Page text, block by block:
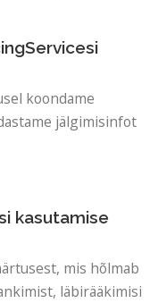
koondame
jälgimisinfot
kasutamise
mis hõlmab
läbirääkimisi